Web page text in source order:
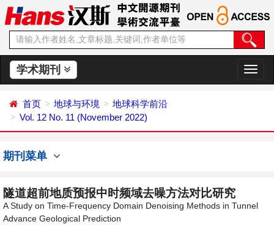
学术期刊
切
换
首页 地球与环境
地球科学前沿
Vol. 12 No. 11 (November 2022)
期刊菜单
隧道超前地质预报中时频域去噪方法对比研究
A Study on Time-Frequency Domain Denoising Methods in Tunnel
Advance Geological Prediction